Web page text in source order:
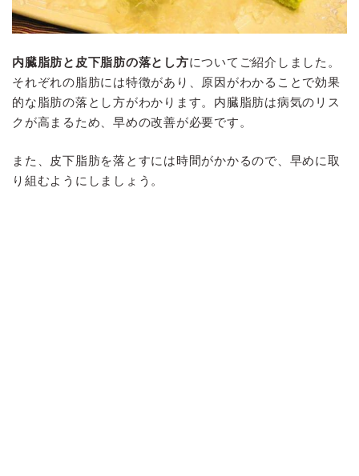
内臓脂肪と皮下脂肪の落とし方についてご紹介しました。
それぞれの脂肪には特徴があり、原因がわかることで効果
的な脂肪の落とし方がわかります。内臓脂肪は病気のリス
クが高まるため、早めの改善が必要です。
また、皮下脂肪を落とすには時間がかかるので、早めに取
り組むようにしましょう。